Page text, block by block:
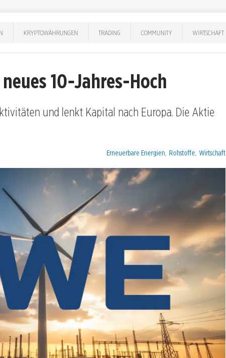
KRYPTOWÄHRUNGEN TRADING COMMUNITY WIRTSCHAFT
10-Jahres-Hoch
und lenkt Kapital nach Europa. Die Aktie
Kategorien:
Erneuerbare Energien Rohstoffe Wirtschaft